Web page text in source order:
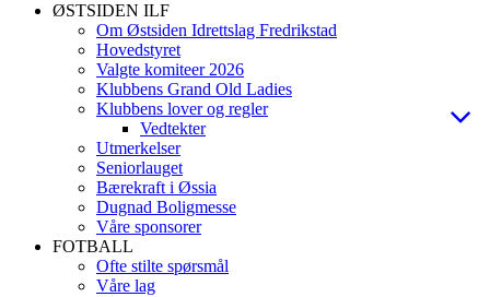
ØSTSIDEN ILF
Om Østsiden Idrettslag Fredrikstad
Hovedstyret
Valgte komiteer 2026
Klubbens Grand Old Ladies
Klubbens lover og regler
Vedtekter
Utmerkelser
Seniorlauget
Bærekraft i Øssia
Dugnad Boligmesse
Våre sponsorer
FOTBALL
Ofte stilte spørsmål
Våre lag